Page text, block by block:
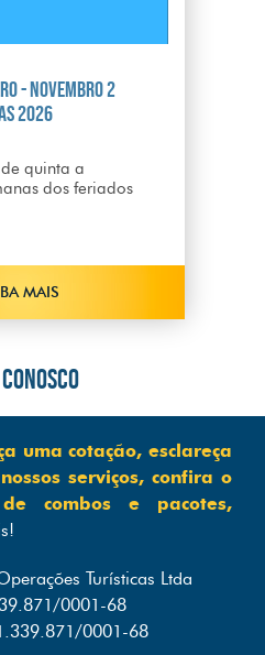
- Novembro 2
2026
quinta a
dos feriados
MAIS
uma cotação, esclareça
serviços, confira o
combos e pacotes,
Turísticas Ltda
0001-68
0001-68